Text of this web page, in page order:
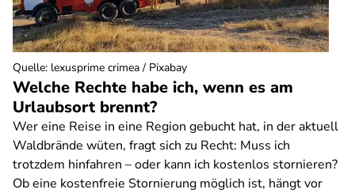
Welche Rechte habe ich, wenn es am
Urlaubsort brennt?
Wer eine Reise in eine Region gebucht hat, in der aktuell
Waldbrände wüten, fragt sich zu Recht: Muss ich
trotzdem hinfahren – oder kann ich kostenlos stornieren?
Ob eine kostenfreie Stornierung möglich ist, hängt vor
Quelle: lexusprime crimea / Pixabay